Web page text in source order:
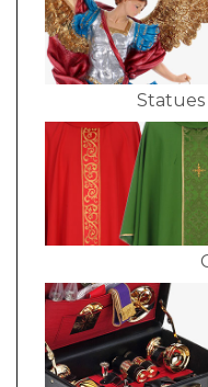
Statues